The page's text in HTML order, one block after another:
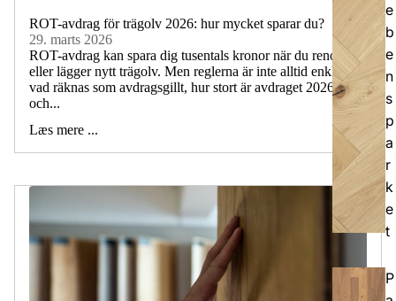
e
b
e
n
s
p
a
r
k
e
t
P
ROT-avdrag för trägolv 2026: hur mycket sparar du?
29. marts 2026
ROT-avdrag kan spara dig tusentals kronor när du renoverar
eller lägger nytt trägolv. Men reglerna är inte alltid enkla –
vad räknas som avdragsgillt, hur stort är avdraget 2026
och...
Læs mere ...